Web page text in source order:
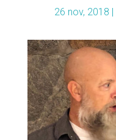
26 nov, 2018 |